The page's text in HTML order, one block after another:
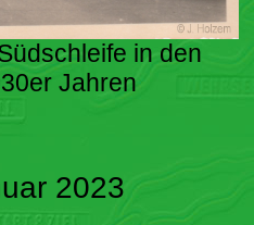
in den
Jahren
2023